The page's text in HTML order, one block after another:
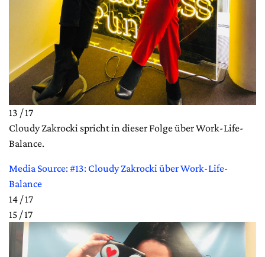
13 / 17
Cloudy Zakrocki spricht in dieser Folge über Work-Life-
Balance.
Media Source: #13: Cloudy Zakrocki über Work-Life-
Balance
14 / 17
15 / 17